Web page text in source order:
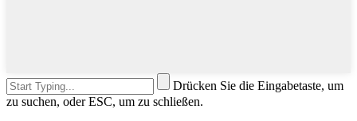
Drücken Sie die Eingabetaste, um
zu suchen, oder ESC, um zu schließen.